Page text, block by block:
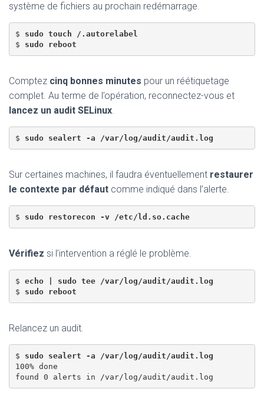
système de fichiers au prochain redémarrage.
$ sudo touch /.autorelabel
$ sudo reboot
Comptez cinq bonnes minutes pour un réétiquetage
complet. Au terme de l’opération, reconnectez-vous et
lancez un audit SELinux.
$ sudo sealert -a /var/log/audit/audit.log
Sur certaines machines, il faudra éventuellement restaurer
le contexte par défaut comme indiqué dans l’alerte.
$ sudo restorecon -v /etc/ld.so.cache
Vérifiez si l’intervention a réglé le problème.
$ echo | sudo tee /var/log/audit/audit.log
$ sudo reboot
Relancez un audit.
$ sudo sealert -a /var/log/audit/audit.log
100% done